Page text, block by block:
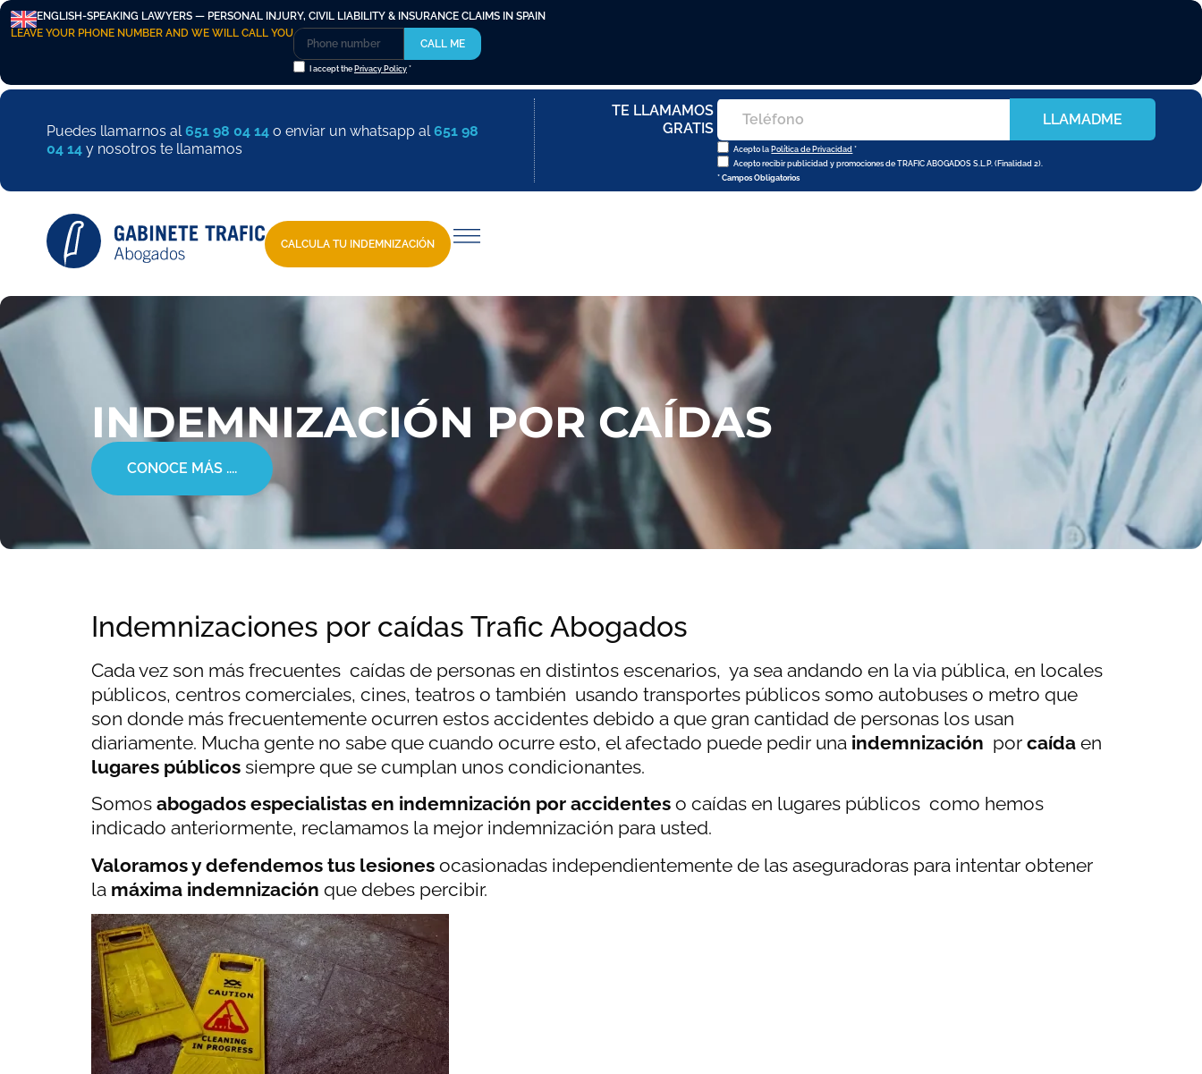
ENGLISH-SPEAKING LAWYERS — PERSONAL INJURY, CIVIL LIABILITY & INSURANCE CLAIMS IN SPAIN
LEAVE YOUR PHONE NUMBER AND WE WILL CALL YOU
I accept the Privacy Policy *
CALL ME
Puedes llamarnos al651 98 04 14 o enviar un whatsapp al651 98
04 14 y nosotros te llamamos
TE LLAMAMOS
GRATIS
Acepto la Política de Privacidad *
Acepto recibir publicidad y promociones de TRAFIC ABOGADOS S.L.P. (Finalidad 2).
* Campos Obligatorios
LLAMADME
CALCULA TU INDEMNIZACIÓN
INDEMNIZACIÓN POR CAÍDAS
CONOCE MÁS ....
Indemnizaciones por caídas Trafic Abogados
Cada vez son más frecuentes caídas de personas en distintos escenarios, ya sea andando en la via pública, en locales
públicos, centros comerciales, cines, teatros o también usando transportes públicos somo autobuses o metro que
son donde más frecuentemente ocurren estos accidentes debido a que gran cantidad de personas los usan
diariamente. Mucha gente no sabe que cuando ocurre esto, el afectado puede pedir una indemnización por caída en
lugares públicos siempre que se cumplan unos condicionantes.
Somos abogados especialistas en indemnización por accidentes o caídas en lugares públicos como hemos
indicado anteriormente, reclamamos la mejor indemnización para usted.
Valoramos y defendemos tus lesiones ocasionadas independientemente de las aseguradoras para intentar obtener
la máxima indemnización que debes percibir.